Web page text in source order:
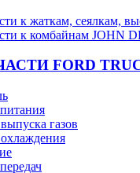
к жаткам, сеялкам,
к комбайнам JOHN
FORD
газов